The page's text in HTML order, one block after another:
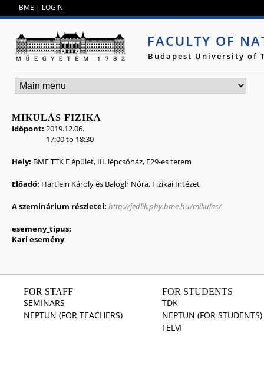
BME | LOGIN
FACULTY OF
Budapest University of
MIKULÁS FIZIKA
Időpont: 2019.12.06.
17:00to 18:30
Hely: BME TTK F épület, III. lépcsőház, F29-es terem
Előadó: Härtlein Károly és Balogh Nóra, Fizikai Intézet
A szeminárium részletei: http://jedlik.phy.bme.hu/mikulas/
esemeny_tipus:
Kari esemény
FOR STAFF
SEMINARS
NEPTUN (FOR TEACHERS)
FOR STUDENTS
TDK
NEPTUN (FOR STUDENTS)
FELVI